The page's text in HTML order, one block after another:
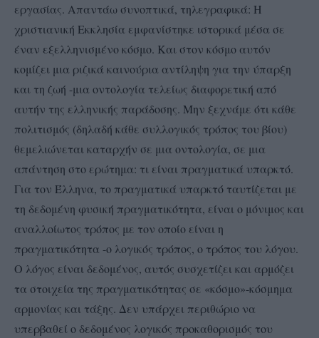
εργασίας. Απαντάω συνοπτικά, τηλεγραφικά: Η
χριστιανική Εκκλησία εμφανίστηκε ιστορικά μέσα σε
έναν εξελληνισμένο κόσμο. Και στον κόσμο αυτόν
κομίζει μια ριζικά καινούρια αντίληψη για την ύπαρξη
και τη ζωή -μια οντολογία τελείως διαφορετική από
αυτήν της ελληνικής παράδοσης. Μην ξεχνάμε ότι κάθε
πολιτισμός (δηλαδή κάθε συλλογικός τρόπος του βίου)
θεμελιώνεται καταρχήν σε μια οντολογία, σε μια
απάντηση στο ερώτημα: τι είναι πραγματικά υπαρκτό.
Για τον Έλληνα, το πραγματικά υπαρκτό ταυτίζεται με
τη δεδομένη φυσική πραγματικότητα, είναι ο μόνιμος και
αναλλοίωτος τρόπος με τον οποίο είναι η
πραγματικότητα -ο λογικός τρόπος, ο τρόπος του λόγου.
Ο λόγος είναι δεδομένος, αυτός συσχετίζει και αρμόζει
τα στοιχεία της πραγματικότητας σε «κόσμο»-κόσμημα
αρμονίας και τάξης. Δεν υπάρχει περιθώριο να
υπερβαθεί ο δεδομένος λογικός προκαθορισμός του